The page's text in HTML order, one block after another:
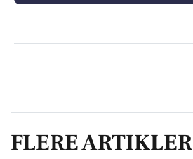
FLERE ARTIKLER